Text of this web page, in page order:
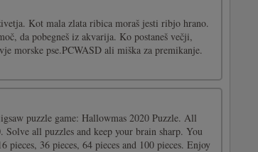
Kot mala zlata ribica moraš jesti ribjo hrano.
da pobegneš iz akvarija. Ko postaneš večji,
morske pse.PCWASD ali miška za premikanje.
puzzle game: Hallowmas 2020 Puzzle. All
all puzzles and keep your brain sharp. You
pieces, 36 pieces, 64 pieces and 100 pieces. Enjoy